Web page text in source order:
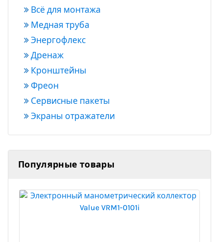
Всё для монтажа
Медная труба
Энергофлекс
Дренаж
Кронштейны
Фреон
Сервисные пакеты
Экраны отражатели
Популярные товары